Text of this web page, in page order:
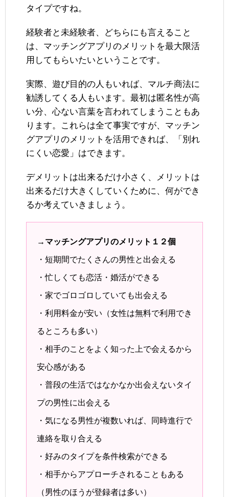
タイプですね。
経験者と未経験者、どちらにも言えること
は、マッチングアプリのメリットを最大限活
用してもらいたいということです。
実際、遊び目的の人もいれば、マルチ商法に
勧誘してくる人もいます。最初は匿名性が高
い分、心ない言葉を言われてしまうこともあ
ります。これらは全て事実ですが、マッチン
グアプリのメリットを活用できれば、「別れ
にくい恋愛」はできます。
デメリットは出来るだけ小さく、メリットは
出来るだけ大きくしていくために、何ができ
るか考えていきましょう。
→マッチングアプリのメリット１２個
・短期間でたくさんの男性と出会える
・忙しくても恋活・婚活ができる
・家でゴロゴロしていても出会える
・利用料金が安い（女性は無料で利用でき
るところも多い）
・相手のことをよく知った上で会えるから
安心感がある
・普段の生活ではなかなか出会えないタイ
プの男性に出会える
・気になる男性が複数いれば、同時進行で
連絡を取り合える
・好みのタイプを条件検索ができる
・相手からアプローチされることもある
（男性のほうが登録者は多い）